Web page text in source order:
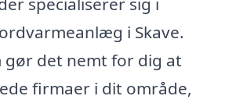
i Skave.
gør det nemt for dig at
firmaer i dit område,